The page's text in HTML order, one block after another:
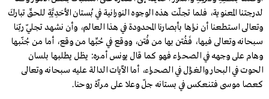
لدرجتنا المعنوية، فلما تجلّت هذه الوجوه النورانية في بُستان الأَحَدِيَّةِ للحقّ تباركَ
وتعالى استطعنا أن نراها بأبصارنا المحدودة في هذا العالم، وأن نشهد تجلّي ربّنا
سبحانه وتعالى فيها، فَفُتن بها من فُتن، ووقع في حُبِّها من وقع، أما من جُنّبها
وهام على وجهه في الصحراء فهو كما قال يونس أمره: يظل يطلبها بلسان
الحوت في البحار والغزال في الصحراء، أما الآيات الدالة عليه سبحانه وتعالى
كعصا موسى فتنعكس في بستانه جلّ وعلا على مرآة روحنا.